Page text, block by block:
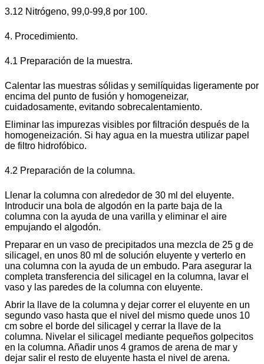
3.12 Nitrógeno, 99,0-99,8 por 100.
4. Procedimiento.
4.1 Preparación de la muestra.
Calentar las muestras sólidas y semilíquidas ligeramente por
encima del punto de fusión y homogeneizar,
cuidadosamente, evitando sobrecalentamiento.
Eliminar las impurezas visibles por filtración después de la
homogeneización. Si hay agua en la muestra utilizar papel
de filtro hidrofóbico.
4.2 Preparación de la columna.
Llenar la columna con alrededor de 30 ml del eluyente.
Introducir una bola de algodón en la parte baja de la
columna con la ayuda de una varilla y eliminar el aire
empujando el algodón.
Preparar en un vaso de precipitados una mezcla de 25 g de
silicagel, en unos 80 ml de solución eluyente y verterlo en
una columna con la ayuda de un embudo. Para asegurar la
completa transferencia del silicagel en la columna, lavar el
vaso y las paredes de la columna con eluyente.
Abrir la llave de la columna y dejar correr el eluyente en un
segundo vaso hasta que el nivel del mismo quede unos 10
cm sobre el borde del silicagel y cerrar la llave de la
columna. Nivelar el silicagel mediante pequeños golpecitos
en la columna. Añadir unos 4 gramos de arena de mar y
dejar salir el resto de eluyente hasta el nivel de arena.